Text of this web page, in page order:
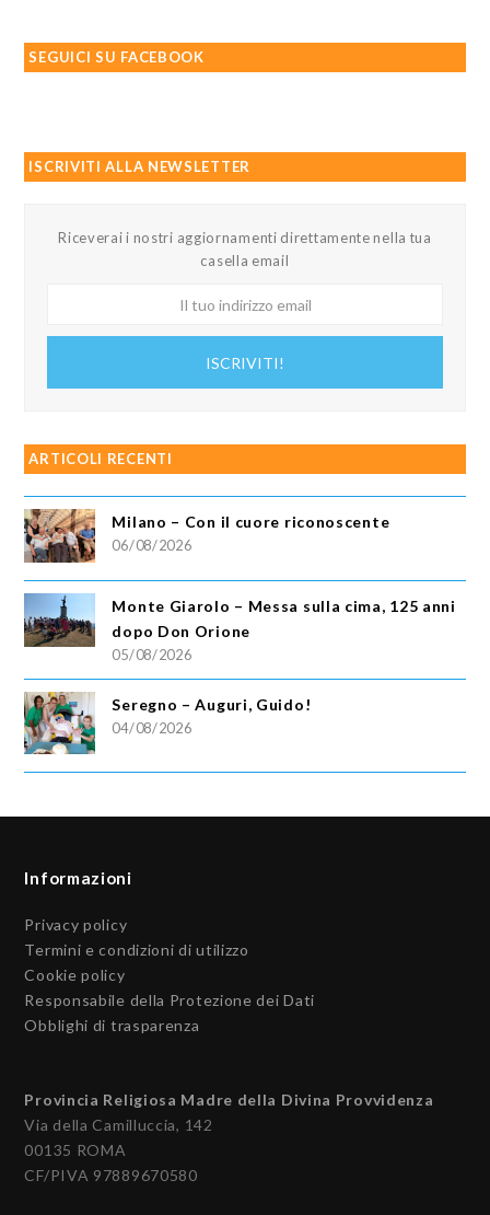
SEGUICI SU FACEBOOK
ISCRIVITI ALLA NEWSLETTER
Riceverai i nostri aggiornamenti direttamente nella tua
casella email
ISCRIVITI!
ARTICOLI RECENTI
Milano – Con il cuore riconoscente
06/08/2026
Monte Giarolo – Messa sulla cima, 125 anni
dopo Don Orione
05/08/2026
Seregno – Auguri, Guido!
04/08/2026
Informazioni
Privacy policy
Termini e condizioni di utilizzo
Cookie policy
Responsabile della Protezione dei Dati
Obblighi di trasparenza
Provincia Religiosa Madre della Divina Provvidenza
Via della Camilluccia, 142
00135 ROMA
CF/PIVA 97889670580